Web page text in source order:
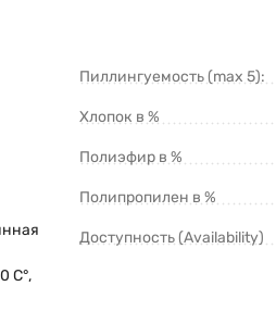
С°,
Пиллингуемость (max 5):
Хлопок в %
Полиэфир в %
Полипропилен в %
Доступность (Availability)